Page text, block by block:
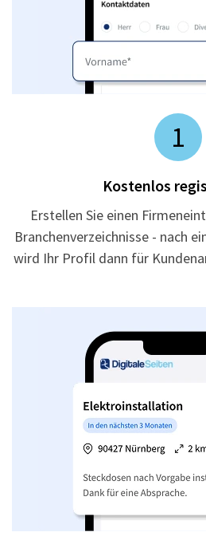
1
Kostenlos
Erstellen Sie einen
Branchenverzeichnisse - nach
wird Ihr Profil dann für